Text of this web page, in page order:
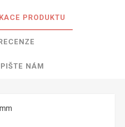
PRODUKTU
NÁM